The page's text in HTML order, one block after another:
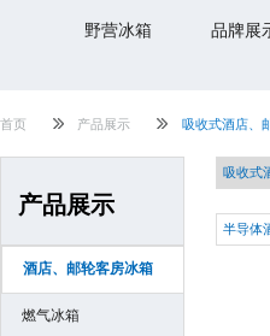
野营冰箱 品牌展
首页 产品展示 吸收式酒店、
产品展示
酒店、邮轮客房冰箱
燃气冰箱
吸收式
半导体